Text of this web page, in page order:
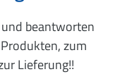
beantworten
zum
Lieferung!!